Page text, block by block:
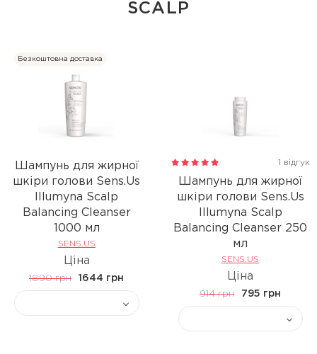
SCALP
Безкоштовна доставка
Шампунь для жирної
шкіри голови Sens.Us
Illumyna Scalp
Balancing Cleanser
1000 мл
SENS.US
Ціна
1890 грн 1644 грн
1 відгук
Шампунь для жирної
шкіри голови Sens.Us
Illumyna Scalp
Balancing Cleanser 250
мл
SENS.US
Ціна
914 грн 795 грн